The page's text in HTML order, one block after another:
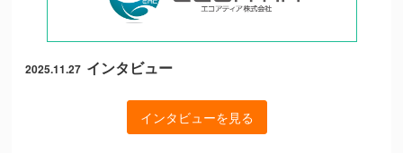
2025.11.27 インタビュー
インタビューを見る